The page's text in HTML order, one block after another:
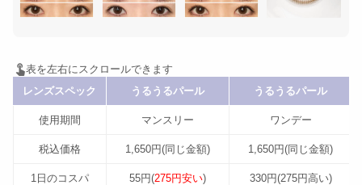
レンズスペック うるうるパール うるうるパール
使用期間 マンスリー ワンデー
税込価格 1,650円(同じ金額) 1,650円(同じ金額)
1日のコスパ 55円(275円安い) 330円(275円高い)